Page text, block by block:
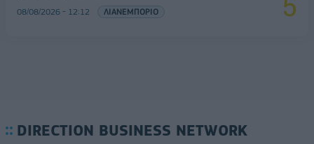
08/08/2026 - 12:12 ΛΙΑΝΕΜΠΟΡΙΟ
DIRECTION BUSINESS NETWORK